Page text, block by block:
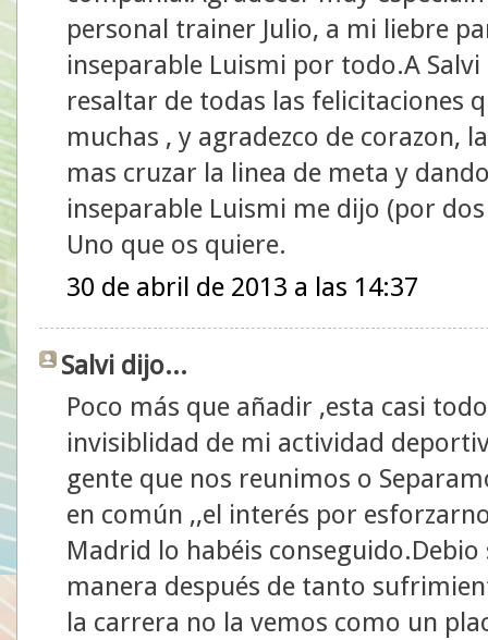
personal trainer Julio, a mi liebre
inseparable Luismi por todo.A
resaltar de todas las felicitaciones
muchas , y agradezco de corazon,
mas cruzar la linea de meta y
inseparable Luismi me dijo (por dos
Uno que os quiere.
30 de abril de 2013 a las 14:37
Salvi dijo...
Poco más que añadir ,esta casi
invisiblidad de mi actividad
gente que nos reunimos o
en común ,,el interés por
Madrid lo habéis
manera después de tanto
la carrera no la vemos como un